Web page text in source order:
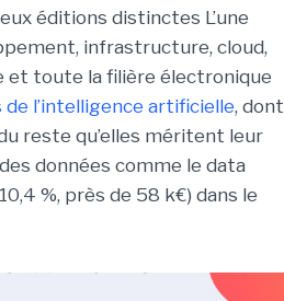
éditions distinctes L’une
infrastructure, cloud,
et toute la filière électronique
l’intelligence artificielle, dont
reste qu’elles méritent leur
données comme le data
%, près de 58 k€) dans le